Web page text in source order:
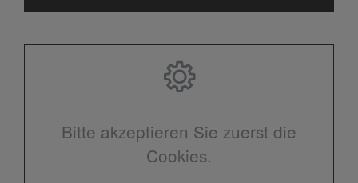
Bitte akzeptieren Sie zuerst die
Cookies.